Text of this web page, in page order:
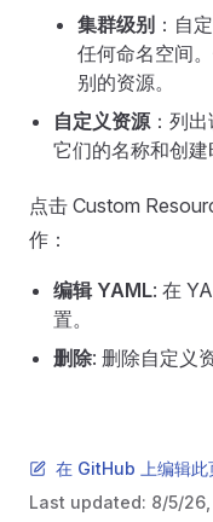
集群级别 ：自
任何命名空间
别的资源。
自定义资源：列出
它们的名称和创建
点击 Custom
作：
编辑 YAML: 在
置。
删除: 删除自定义
在 GitHub 上编辑此
Last updated: 8/5/26,